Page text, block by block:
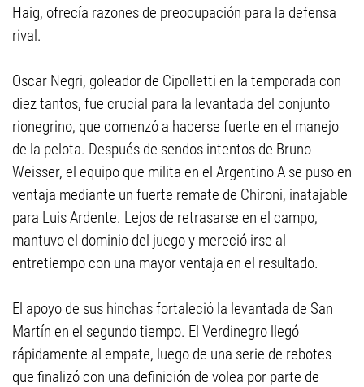
Haig, ofrecía razones de preocupación para la defensa
rival.
Oscar Negri, goleador de Cipolletti en la temporada con
diez tantos, fue crucial para la levantada del conjunto
rionegrino, que comenzó a hacerse fuerte en el manejo
de la pelota. Después de sendos intentos de Bruno
Weisser, el equipo que milita en el Argentino A se puso en
ventaja mediante un fuerte remate de Chironi, inatajable
para Luis Ardente. Lejos de retrasarse en el campo,
mantuvo el dominio del juego y mereció irse al
entretiempo con una mayor ventaja en el resultado.
El apoyo de sus hinchas fortaleció la levantada de San
Martín en el segundo tiempo. El Verdinegro llegó
rápidamente al empate, luego de una serie de rebotes
que finalizó con una definición de volea por parte de